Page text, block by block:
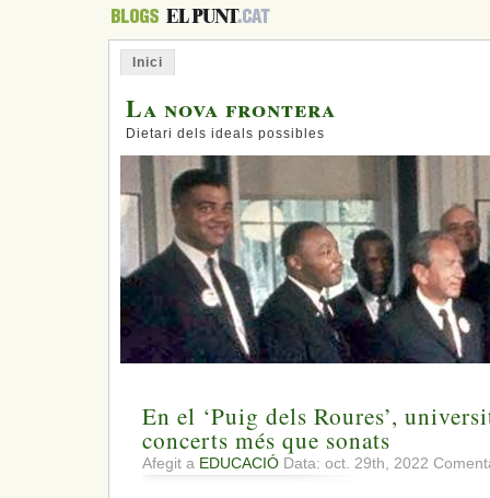
Inici
La nova frontera
Dietari dels ideals possibles
En el ‘Puig dels Roures’,
concerts més que sonats
Afegit a EDUCACIÓ Data: oct. 29th, 2022